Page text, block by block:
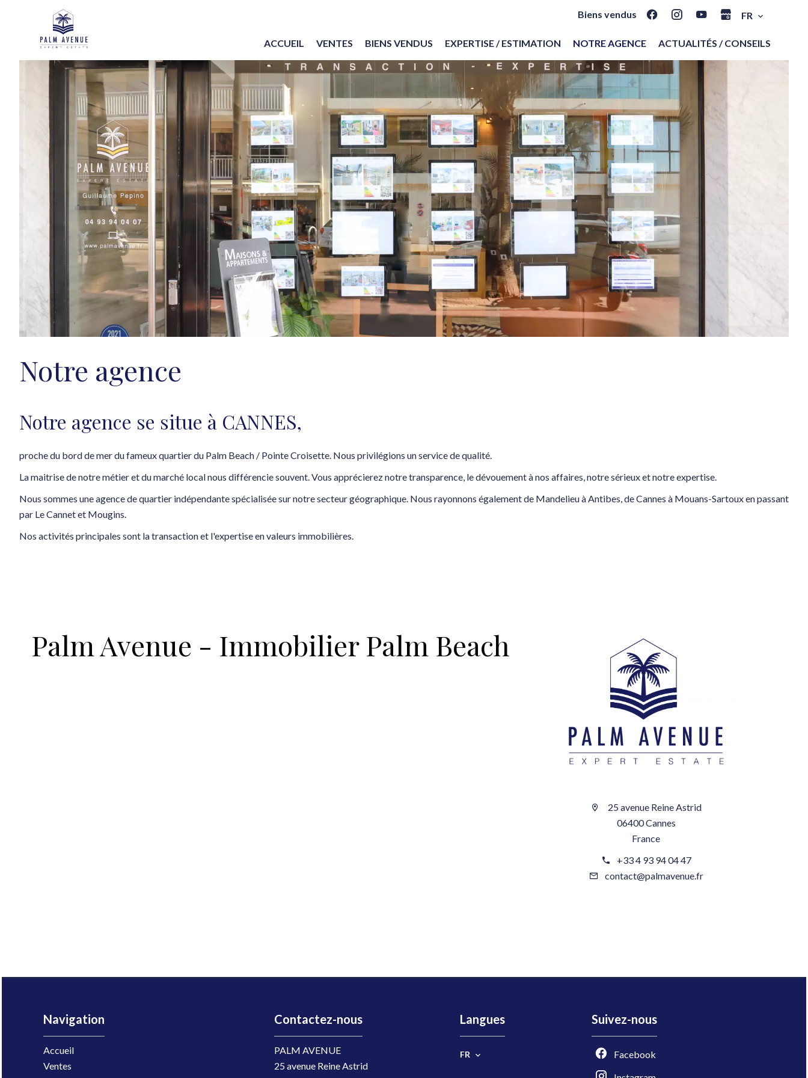
Biens vendus FR
ACCUEIL VENTES BIENS VENDUS EXPERTISE / ESTIMATION NOTRE AGENCE ACTUALITÉS / CONSEILS
Notre agence
Notre agence se situe à CANNES,
proche du bord de mer du fameux quartier du Palm Beach / Pointe Croisette. Nous privilégions un service de qualité.
La maitrise de notre métier et du marché local nous différencie souvent. Vous apprécierez notre transparence, le dévouement à nos affaires, notre sérieux et notre expertise.
Nous sommes une agence de quartier indépendante spécialisée sur notre secteur géographique. Nous rayonnons également de Mandelieu à Antibes, de Cannes à Mouans-Sartoux en passant
par Le Cannet et Mougins.
Nos activités principales sont la transaction et l'expertise en valeurs immobilières.
Palm Avenue - Immobilier Palm Beach
25 avenue Reine Astrid
06400 Cannes
France
+33 4 93 94 04 47
contact@palmavenue.fr
Navigation
Accueil
Ventes
Contactez-nous
PALM AVENUE
25 avenue Reine Astrid
Langues
FR
Suivez-nous
Facebook